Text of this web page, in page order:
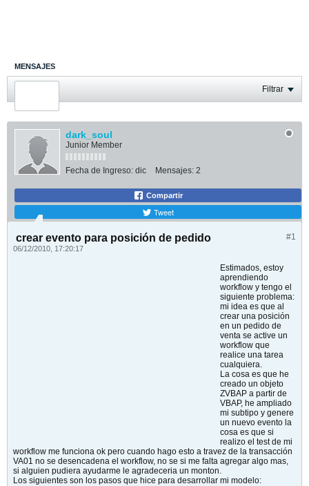
MENSAJES
ÚLTIMA ACTIVIDAD Filtrar
dark_soul
Junior Member
Fecha de Ingreso: dic Mensajes: 2
Compartir
Tweet
#1
crear evento para posición de pedido
06/12/2010, 17:20:17
Estimados, estoy
aprendiendo
workflow y tengo el
siguiente problema:
mi idea es que al
crear una posición
en un pedido de
venta se active un
workflow que
realice una tarea
cualquiera.
La cosa es que he
creado un objeto
ZVBAP a partir de
VBAP, he ampliado
mi subtipo y genere
un nuevo evento la
cosa es que si
realizo el test de mi
workflow me funciona ok pero cuando hago esto a travez de la transacción
VA01 no se desencadena el workflow, no se si me falta agregar algo mas,
si alguien pudiera ayudarme le agradeceria un monton.
Los siguientes son los pasos que hice para desarrollar mi modelo: